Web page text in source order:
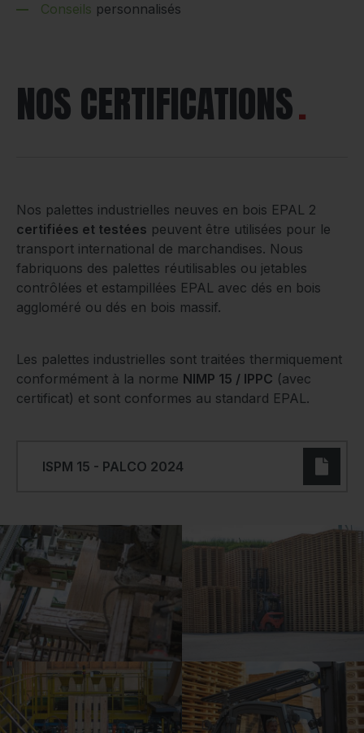
Conseils personnalisés
NOS CERTIFICATIONS
Nos palettes industrielles neuves en bois EPAL 2
certifiées et testées peuvent être utilisées pour le
transport international de marchandises. Nous
fabriquons des palettes réutilisables ou jetables
contrôlées et estampillées EPAL avec dés en bois
aggloméré ou dés en bois massif.
Les palettes industrielles sont traitées thermiquement
conformément à la norme NIMP 15 / IPPC (avec
certificat) et sont conformes au standard EPAL.
ISPM 15 - PALCO 2024